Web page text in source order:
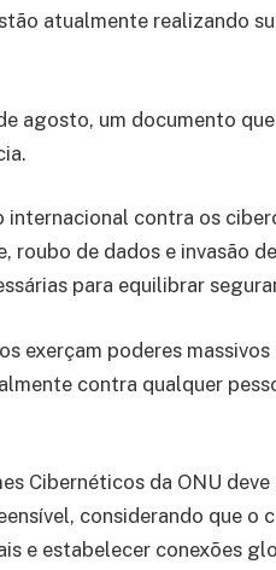
atualmente realizando
agosto, um documento
contra os
roubo de dados e invasão
para equilibrar
exerçam poderes
contra qualquer
Cibernéticos da ONU
considerando que o
e estabelecer conexões